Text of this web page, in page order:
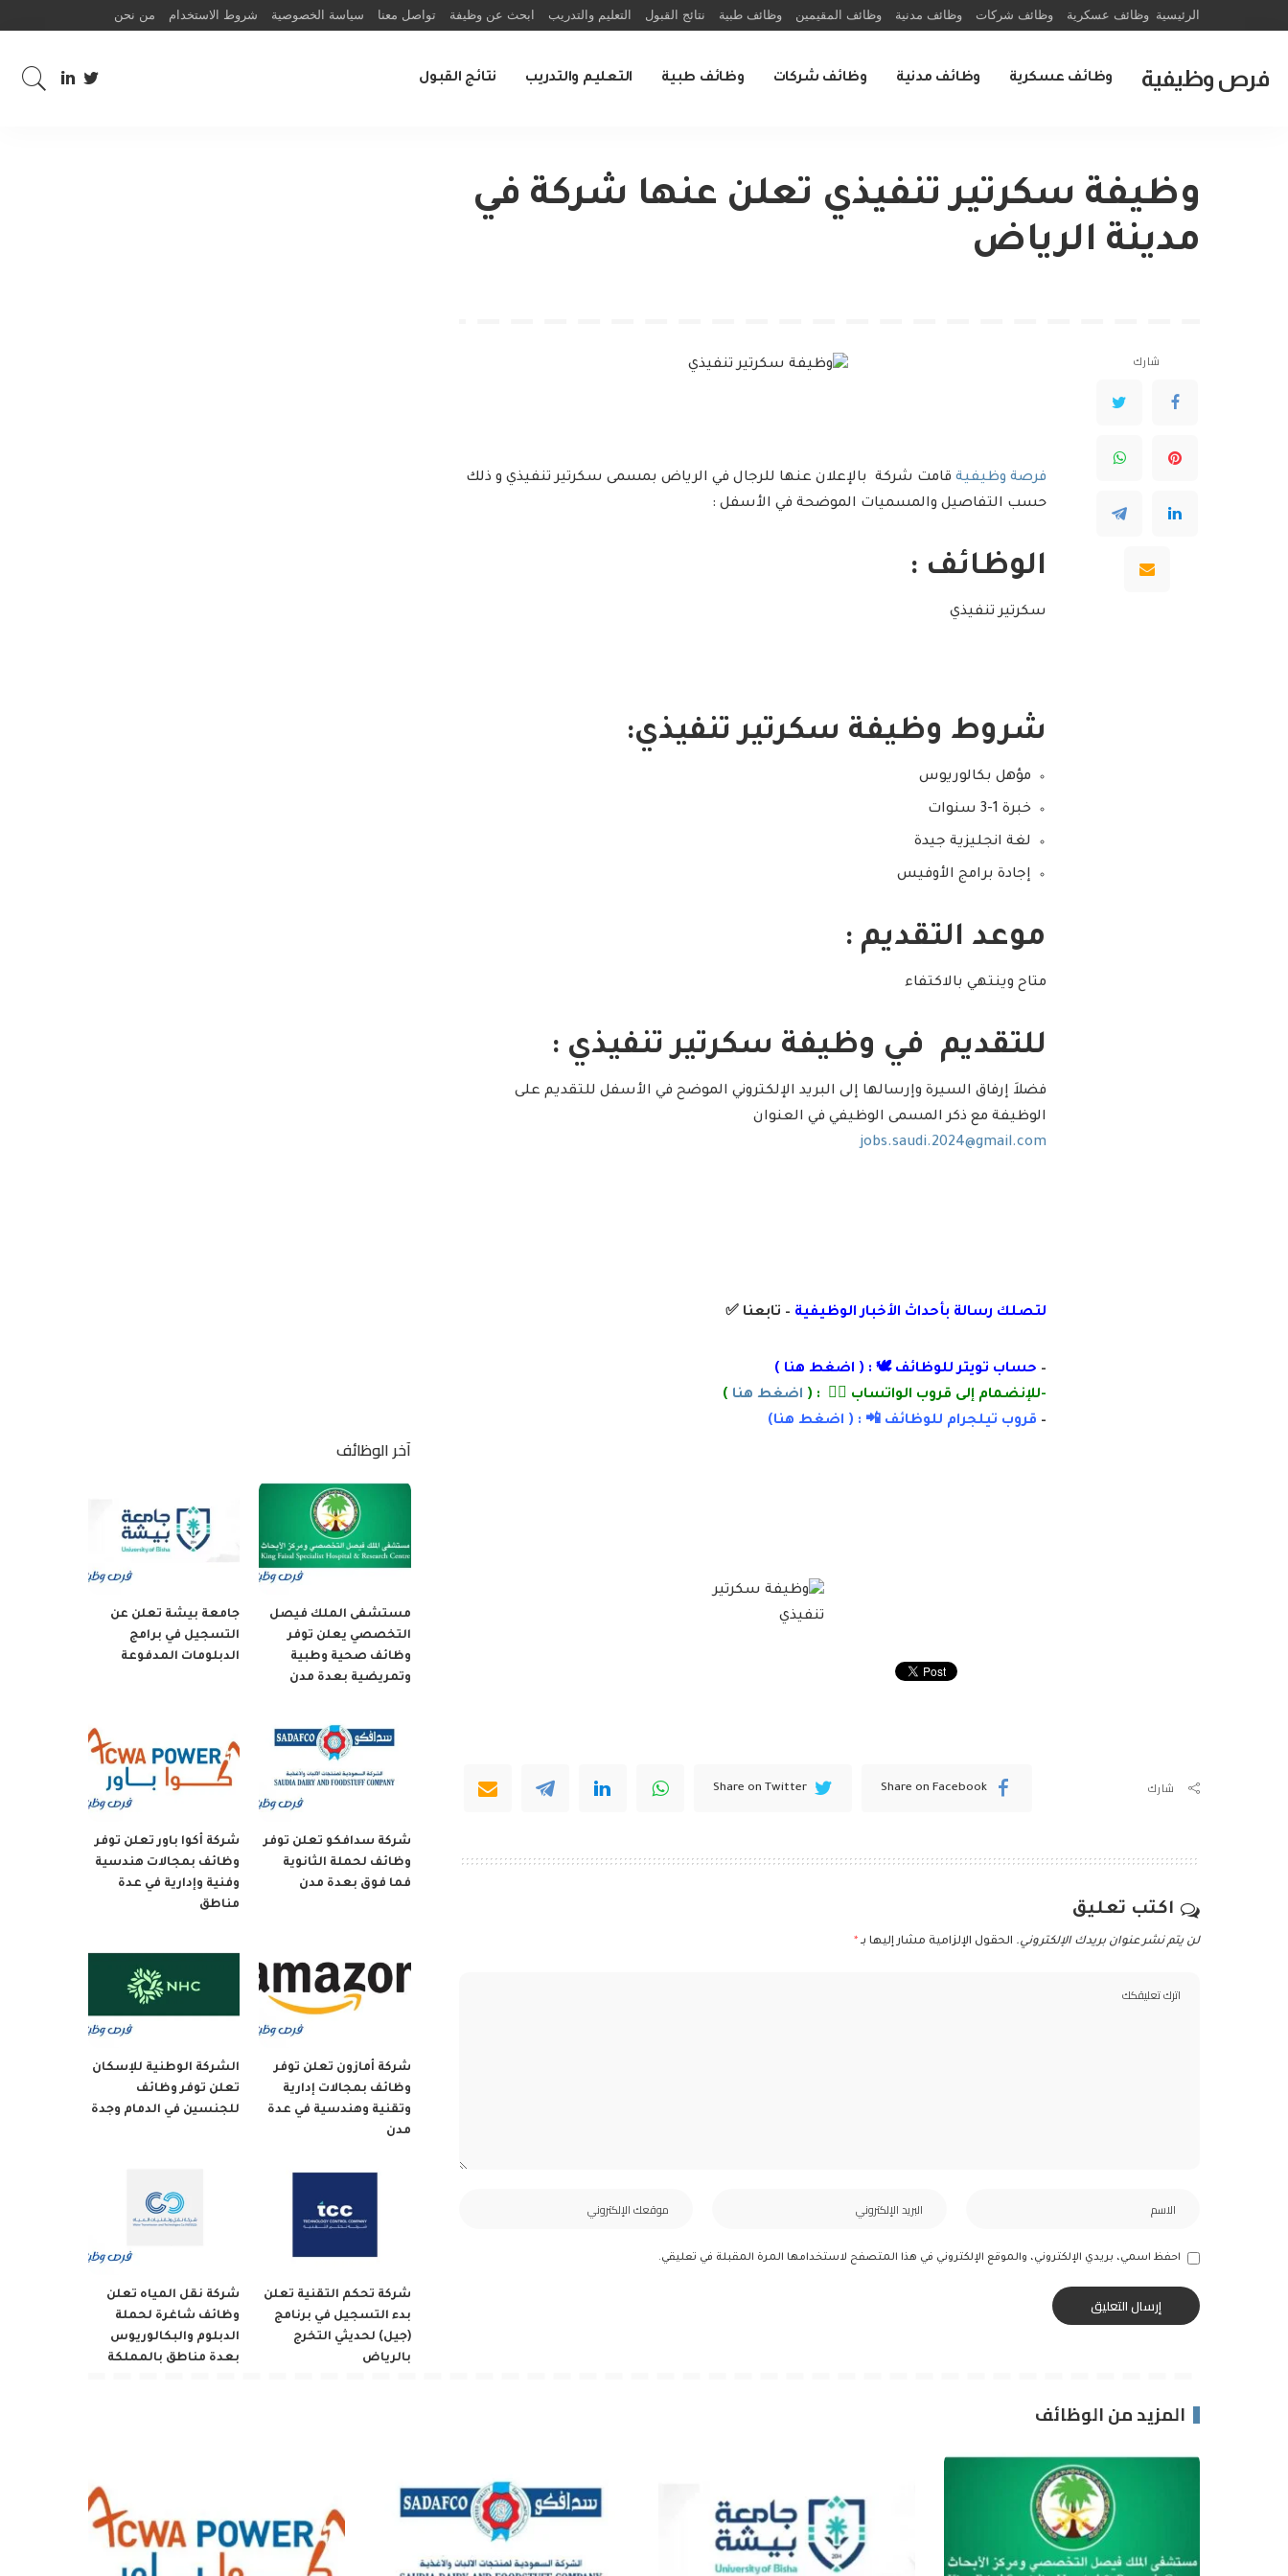
الرئيسية وظائف عسكرية وظائف شركات وظائف مدنية وظائف المقيمين وظائف طبية نتائج القبول التعليم والتدريب ابحث عن وظيفة تواصل معنا سياسة الخصوصية شروط الاستخدام من نحن
فرص وظيفية وظائف عسكرية وظائف مدنية وظائف شركات وظائف طبية التعليم والتدريب نتائج القبول
وظيفة سكرتير تنفيذي تعلن عنها شركة في
مدينة الرياض
شارك
فرصة وظيفية قامت شركة بالإعلان عنها للرجال في الرياض بمسمى سكرتير تنفيذي و ذلك
حسب التفاصيل والمسميات الموضحة في الأسفل :
الوظائف :
سكرتير تنفيذي
شروط وظيفة سكرتير تنفيذي:
مؤهل بكالوريوس
خبرة 1-3 سنوات
لغة انجليزية جيدة
إجادة برامج الأوفيس
موعد التقديم :
متاح وينتهي بالاكتفاء
للتقديم في وظيفة سكرتير تنفيذي :
فضلاَ إرفاق السيرة وإرسالها إلى البريد الإلكتروني الموضح في الأسفل للتقديم على
الوظيفة مع ذكر المسمى الوظيفي في العنوان
jobs.saudi.2024@gmail.com
لتصلك رسالة بأحداث الأخبار الوظيفية – تابعنا ✅
– حساب تويتر للوظائف 🕊 : ( اضغط هنا )
-للإنضمام إلى قروب الواتساب 👌🏽 : ( اضغط هنا )
– قروب تيلجرام للوظائف 📲 : ( اضغط هنا)
شارك Share on Facebook
Share on Twitter
اكتب تعليق
لن يتم نشر عنوان بريدك الإلكتروني. الحقول الإلزامية مشار إليها بـ *
احفظ اسمي، بريدي الإلكتروني، والموقع الإلكتروني في هذا المتصفح لاستخدامها المرة المقبلة في تعليقي.
آخر الوظائف
مستشفى الملك فيصل
التخصصي يعلن توفر
وظائف صحية وطبية
وتمريضية بعدة مدن
جامعة بيشة تعلن عن
التسجيل في برامج
الدبلومات المدفوعة
شركة سدافكو تعلن توفر
وظائف لحملة الثانوية
فما فوق بعدة مدن
شركة أكوا باور تعلن توفر
وظائف بمجالات هندسية
وفنية وإدارية في عدة
مناطق
شركة أمازون تعلن توفر
وظائف بمجالات إدارية
وتقنية وهندسية في عدة
مدن
الشركة الوطنية للإسكان
تعلن توفر وظائف
للجنسين في الدمام وجدة
شركة تحكم التقنية تعلن
بدء التسجيل في برنامج
(جيل) لحديثي التخرج
بالرياض
شركة نقل المياه تعلن
وظائف شاغرة لحملة
الدبلوم والبكالوريوس
بعدة مناطق بالمملكة
المزيد من الوظائف